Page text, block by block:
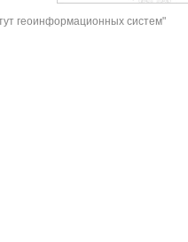
геоинформационных систем"